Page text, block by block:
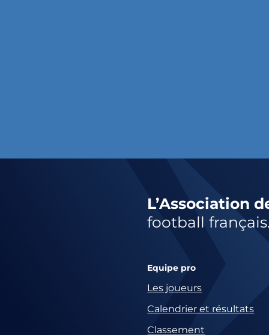
L’Association
football français.
Equipe pro
Les joueurs
Calendrier et résultats
Classement